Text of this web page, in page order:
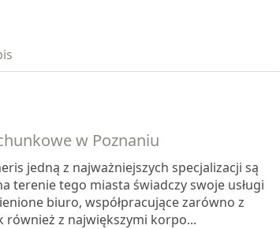
w Poznaniu
jedną z najważniejszych specjalizacji są
terenie tego miasta świadczy swoje usługi
biuro, współpracujące zarówno z
z największymi korpo...